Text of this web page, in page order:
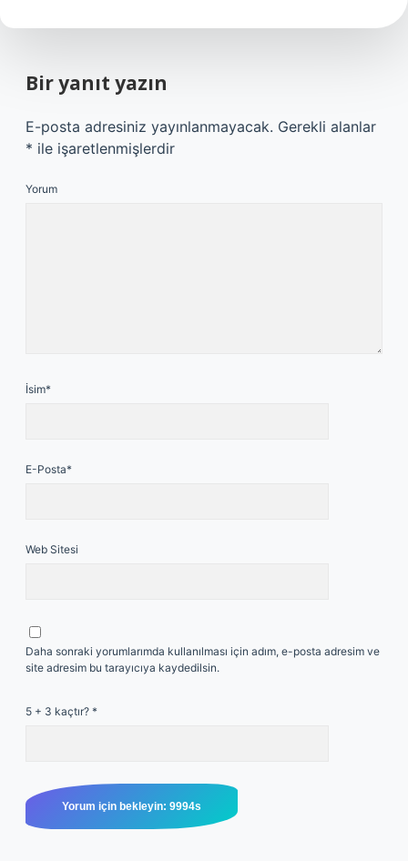
Bir yanıt yazın
E-posta adresiniz yayınlanmayacak. Gerekli alanlar
* ile işaretlenmişlerdir
Yorum
İsim*
E-Posta*
Web Sitesi
Daha sonraki yorumlarımda kullanılması için adım, e-posta adresim ve
site adresim bu tarayıcıya kaydedilsin.
5 + 3 kaçtır? *